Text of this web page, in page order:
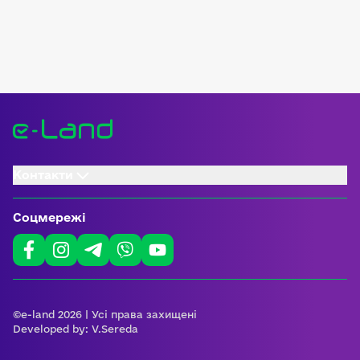
Соцмережі
©e-land 2026 | Усі права захищені
Developed by: V.Sereda